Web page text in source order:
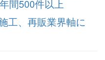
間500件以上
工、再販業界軸に